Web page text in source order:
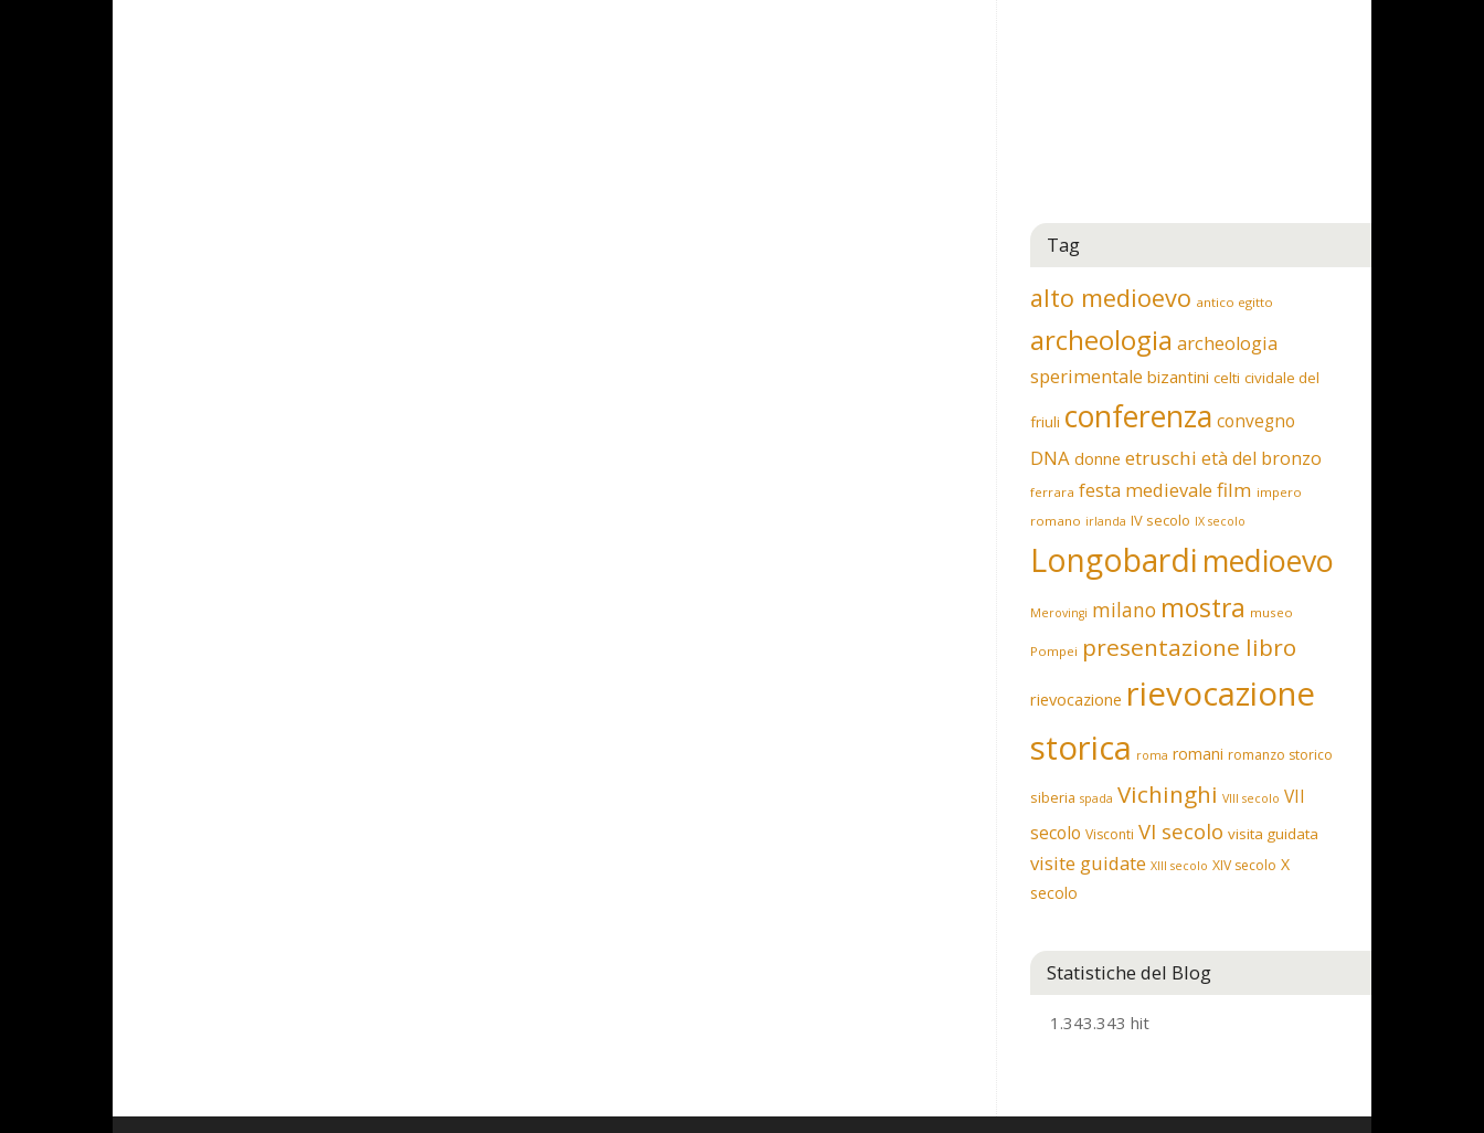
Tag
alto medioevo antico egitto
archeologia archeologia
sperimentale bizantini celti cividale del
friuli conferenza convegno
DNA donne etruschi età del bronzo
ferrara festa medievale film impero
romano irlanda IV secolo IX secolo
Longobardi medioevo
Merovingi milano mostra museo
Pompei presentazione libro
rievocazione rievocazione
storica roma romani romanzo storico
siberia spada Vichinghi VIII secolo VII
secolo Visconti VI secolo visita guidata
visite guidate XIII secolo XIV secolo X
secolo
Statistiche del Blog
1.343.343 hit